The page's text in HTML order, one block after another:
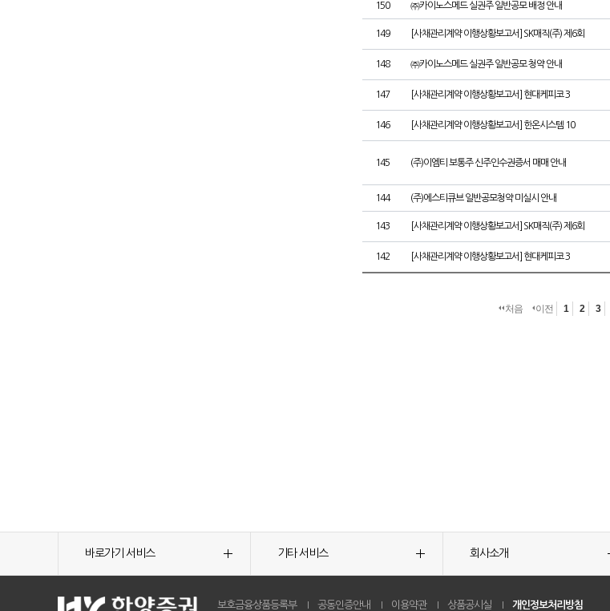
150 ㈜카이노스메드 실권주 일반공모 배정 안내
149 [사채관리계약 이행상황보고서] SK매직(주) 제6회
148 ㈜카이노스메드 실권주 일반공모 청약 안내
147 [사채관리계약 이행상황보고서] 현대케피코 3
146 [사채관리계약 이행상황보고서] 한온시스템 10
145 (주)이엠티 보통주 신주인수권증서 매매 안내
144 (주)에스티큐브 일반공모청약 미실시 안내
143 [사채관리계약 이행상황보고서] SK매직(주) 제6회
142 [사채관리계약 이행상황보고서] 현대케피코 3
처음 이전 1 2 3
바로가기 서비스 기타 서비스 회사소개
보호금융상품등록부 공동인증안내 이용약관 상품공시실 개인정보처리방침